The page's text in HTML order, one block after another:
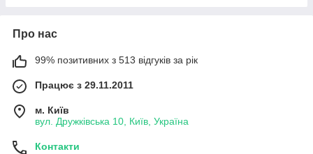
Про нас
99% позитивних з 513 відгуків за рік
Працює з 29.11.2011
м. Київ
вул. Дружківська 10, Київ, Україна
Контакти